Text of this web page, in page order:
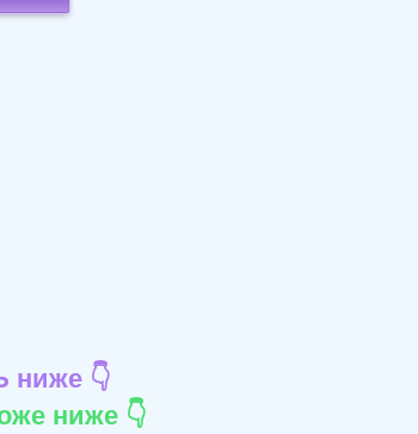
ниже 👇
ниже 👇